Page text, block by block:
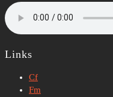
Links
Cf
Fm